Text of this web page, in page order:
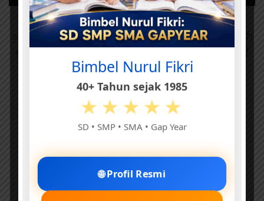
Sebelum matahari terbit, Kota Sodom dan
segala isinya, termasuk istri Nabi Luth, musnah
ditelan bumi. (Gambar: www.ebookanak.com)
Bimbel Nurul Fikri
40+ Tahun sejak 1985
★★★★★
SD • SMP • SMA • Gap Year
🌐 Profil Resmi